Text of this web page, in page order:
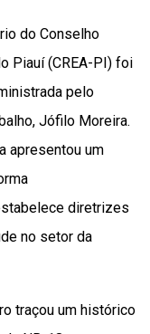
do Conselho
Piauí (CREA-PI) foi
pelo
Jófilo Moreira.
apresentou um
diretrizes
no setor da
traçou um histórico